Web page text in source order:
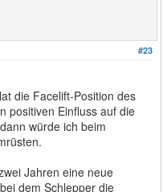
#23
die Facelift-Position des
positiven Einfluss auf die
würde ich beim
Jahren eine neue
dem Schlepper die